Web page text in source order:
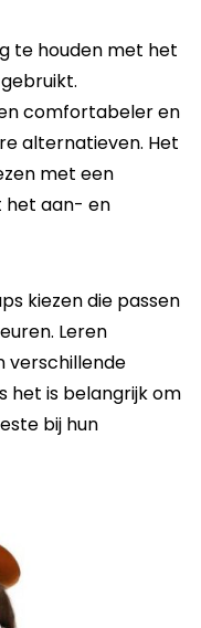
te houden met het
comfortabeler en
alternatieven. Het
met een
het aan- en
kiezen die passen
Leren
verschillende
het is belangrijk om
bij hun